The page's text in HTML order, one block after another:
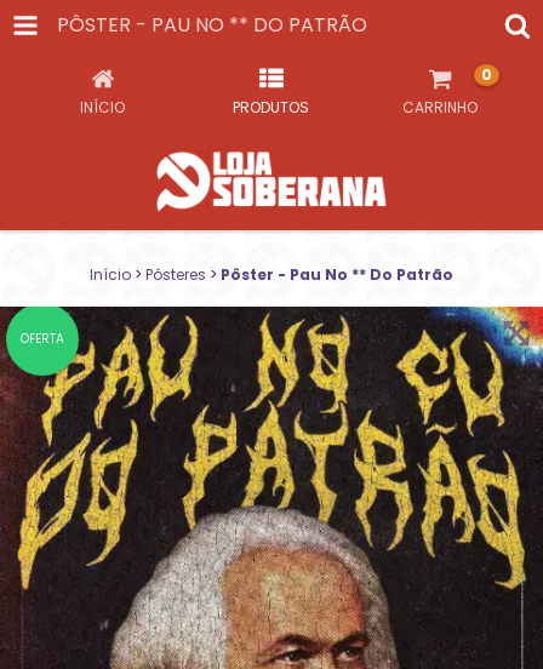
PÔSTER - PAU NO ** DO PATRÃO
INÍCIO PRODUTOS CARRINHO
0
Início > Pôsteres > Pôster - Pau No ** Do Patrão
OFERTA